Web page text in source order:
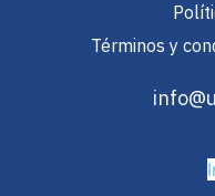
Términos y